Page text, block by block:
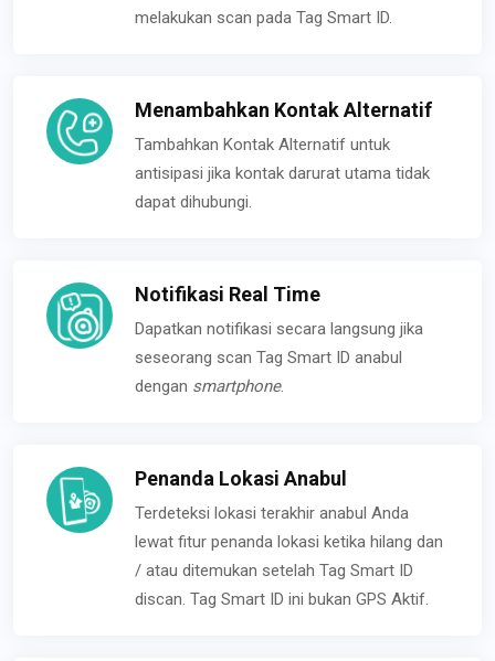
melakukan scan pada Tag Smart ID.
Menambahkan Kontak Alternatif
Tambahkan Kontak Alternatif untuk
antisipasi jika kontak darurat utama tidak
dapat dihubungi.
Notifikasi Real Time
Dapatkan notifikasi secara langsung jika
seseorang scan Tag Smart ID anabul
dengan smartphone.
Penanda Lokasi Anabul
Terdeteksi lokasi terakhir anabul Anda
lewat fitur penanda lokasi ketika hilang dan
/ atau ditemukan setelah Tag Smart ID
discan. Tag Smart ID ini bukan GPS Aktif.